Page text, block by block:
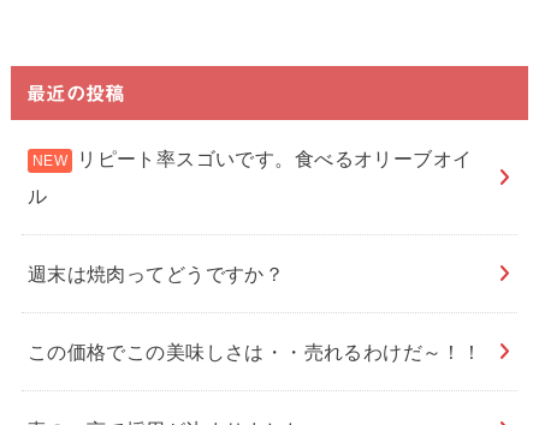
最近の投稿
リピート率スゴいです。食べるオリーブオイ
ル
週末は焼肉ってどうですか？
この価格でこの美味しさは・・売れるわけだ～！！